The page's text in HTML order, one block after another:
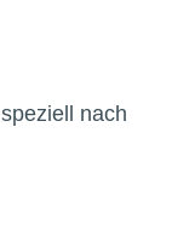
speziell nach